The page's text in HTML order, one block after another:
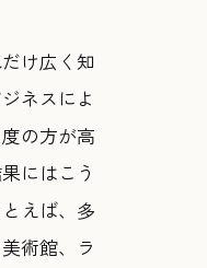
け広く知
ネスによ
の方が高
にはこう
えば、多
術館、ラ